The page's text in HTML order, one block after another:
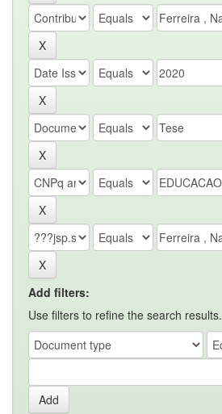
Add filters:
Use filters to refine the search results.